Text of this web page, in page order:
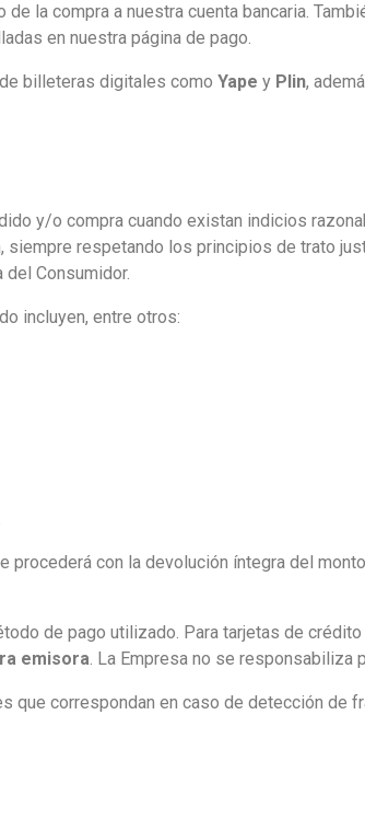
la compra a nuestra cuenta bancaria.
en nuestra página de pago.
billeteras digitales como Yape y Plin,
y/o compra cuando existan indicios
respetando los principios de trato
Consumidor.
incluyen, entre otros:
procederá con la devolución íntegra del
de pago utilizado. Para tarjetas de
emisora. La Empresa no se responsabiliza
que correspondan en caso de detección de